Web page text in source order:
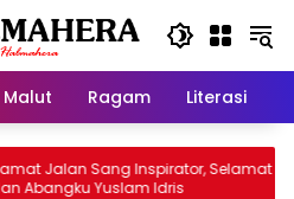
Malut Ragam Literasi
Sang Inspirator, Selamat
Yuslam Idris